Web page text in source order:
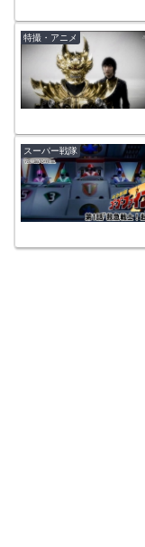
特撮・アニメ
スーパー戦隊